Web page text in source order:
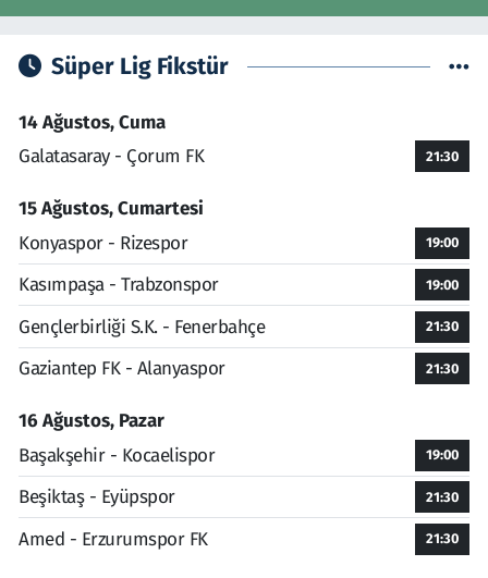
Süper Lig Fikstür
14 Ağustos, Cuma
Galatasaray - Çorum FK
21:30
15 Ağustos, Cumartesi
Konyaspor - Rizespor
19:00
Kasımpaşa - Trabzonspor 19:00
Gençlerbirliği S.K. - Fenerbahçe 21:30
Gaziantep FK - Alanyaspor 21:30
16 Ağustos, Pazar
Başakşehir - Kocaelispor
19:00
Beşiktaş - Eyüpspor 21:30
Amed - Erzurumspor FK 21:30